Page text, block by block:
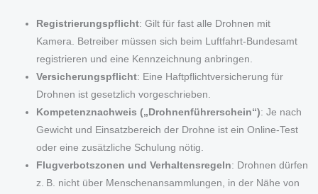
Registrierungspflicht: Gilt für fast alle Drohnen mit
Kamera. Betreiber müssen sich beim Luftfahrt-Bundesamt
registrieren und eine Kennzeichnung anbringen.
Versicherungspflicht: Eine Haftpflichtversicherung für
Drohnen ist gesetzlich vorgeschrieben.
Kompetenznachweis („Drohnenführerschein“): Je nach
Gewicht und Einsatzbereich der Drohne ist ein Online-Test
oder eine zusätzliche Schulung nötig.
Flugverbotszonen und Verhaltensregeln: Drohnen dürfen
z. B. nicht über Menschenansammlungen, in der Nähe von